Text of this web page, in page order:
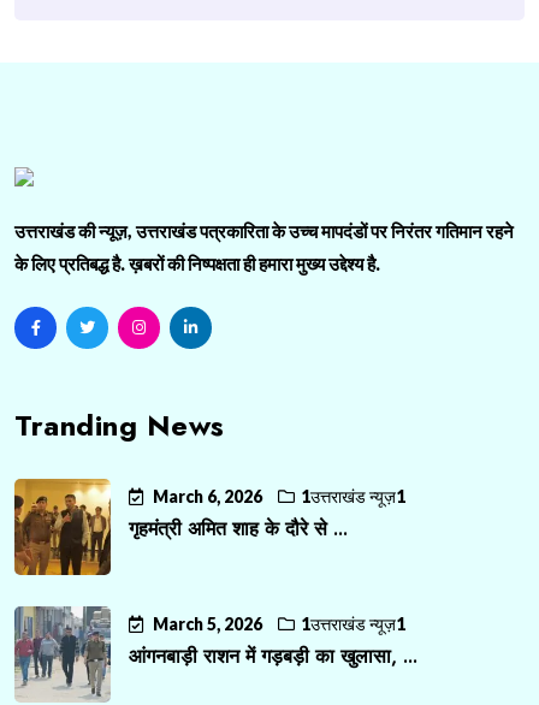
उत्तराखंड की न्यूज़, उत्तराखंड पत्रकारिता के उच्च मापदंडों पर निरंतर गतिमान रहने
के लिए प्रतिबद्ध है. ख़बरों की निष्पक्षता ही हमारा मुख्य उद्देश्य है.
Tranding News
March 6, 2026 1उत्तराखंड न्यूज़1
गृहमंत्री अमित शाह के दौरे से ...
March 5, 2026 1उत्तराखंड न्यूज़1
आंगनबाड़ी राशन में गड़बड़ी का खुलासा, ...